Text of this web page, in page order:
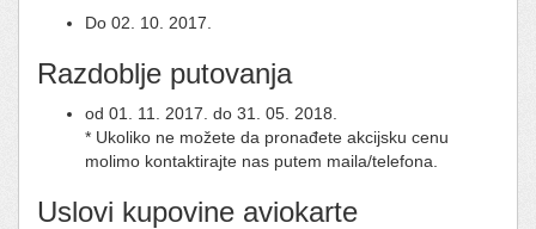
Do 02. 10. 2017.
Razdoblje putovanja
od 01. 11. 2017. do 31. 05. 2018.
* Ukoliko ne možete da pronađete akcijsku cenu
molimo kontaktirajte nas putem maila/telefona.
Uslovi kupovine aviokarte